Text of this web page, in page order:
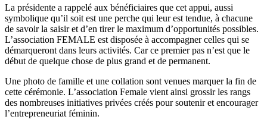
La présidente a rappelé aux bénéficiaires que cet appui, aussi
symbolique qu’il soit est une perche qui leur est tendue, à chacune
de savoir la saisir et d’en tirer le maximum d’opportunités possibles.
L’association FEMALE est disposée à accompagner celles qui se
démarqueront dans leurs activités. Car ce premier pas n’est que le
début de quelque chose de plus grand et de permanent.
Une photo de famille et une collation sont venues marquer la fin de
cette cérémonie. L’association Female vient ainsi grossir les rangs
des nombreuses initiatives privées créés pour soutenir et encourager
l’entrepreneuriat féminin.